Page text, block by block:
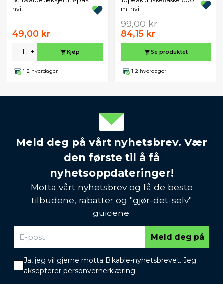
hvit
49,00 kr
- + Kjøp
1-2 hverdager
ml hvit
99,00 kr
84,15 kr
Se produktet
1-2 hverdager
Meld deg på vårt nyhetsbrev. Vær
den første til å få
nyhetsoppdateringer!
Motta vårt nyhetsbrev og få de beste
tilbudene, rabatter og "gjør-det-selv"
guidene.
Meld deg på
Ja, jeg vil gjerne motta Bikable-nyhetsbrevet. Jeg
aksepterer personvernerklæring.